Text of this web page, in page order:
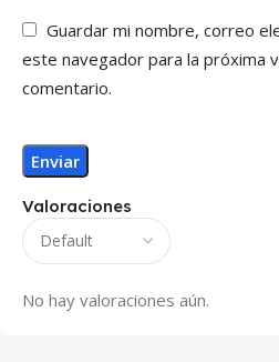
Valoraciones
No hay valoraciones aún.
Guardar mi nombre, correo
este navegador para la próxima
comentario.